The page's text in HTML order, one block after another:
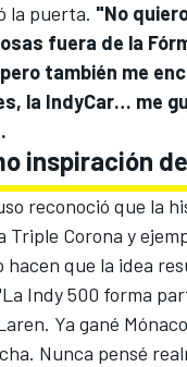
la puerta. "No
fuera de la
también me
la IndyCar… me
inspiración
reconoció que la
Triple Corona y
hacen que la idea
Indy 500 forma
Ya gané
Nunca pensé